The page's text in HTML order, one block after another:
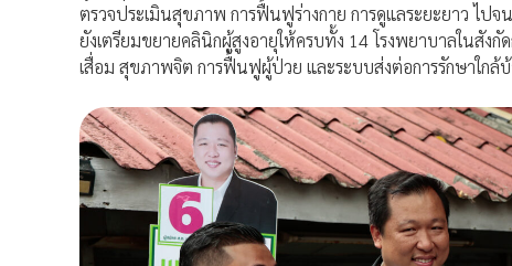
ตรวจประเมินสุขภาพ การฟื้นฟูร่างกาย การดูแลระยะยาว ไป
ยังเตรียมขยายคลินิกผู้สูงอายุให้ครบทั้ง 14 โรงพยาบาลในสัง
เสื่อม สุขภาพจิต การฟื้นฟูผู้ป่วย และระบบส่งต่อการรักษาใกล้